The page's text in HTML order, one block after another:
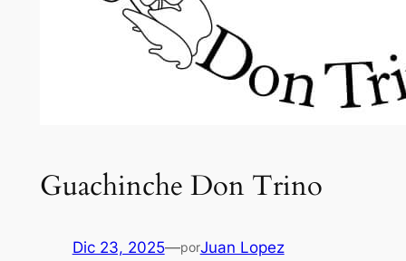
Guachinche Don Trino
Dic 23, 2025—porJuan Lopez